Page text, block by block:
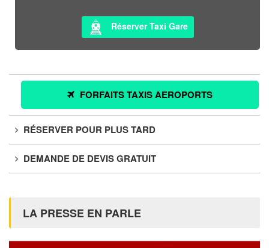
Réserver Taxi Gare
FORFAITS TAXIS AEROPORTS
RÉSERVER POUR PLUS TARD
DEMANDE DE DEVIS GRATUIT
LA PRESSE EN PARLE